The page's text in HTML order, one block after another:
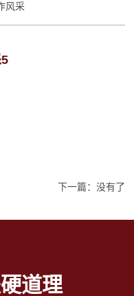
风采
下一篇：没有了
道理